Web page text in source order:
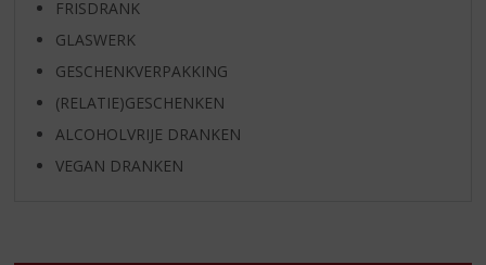
FRISDRANK
GLASWERK
GESCHENKVERPAKKING
(RELATIE)GESCHENKEN
ALCOHOLVRIJE DRANKEN
VEGAN DRANKEN